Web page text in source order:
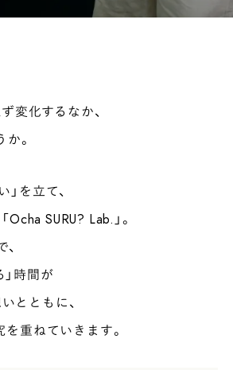
変化するなか、
。
」を立て、
SURU? Lab.」。
時間が
とともに、
重ねていきます。